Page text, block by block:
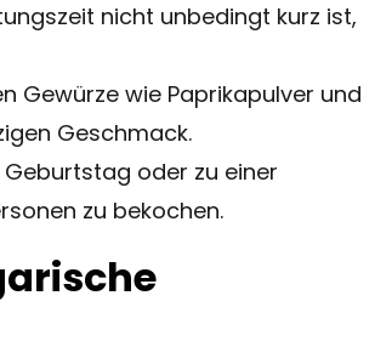
nicht unbedingt kurz ist,
Gewürze wie Paprikapulver und
Geschmack.
Geburtstag oder zu einer
zu bekochen.